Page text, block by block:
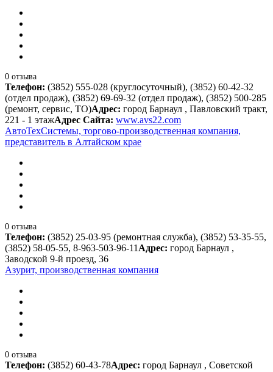
0 отзыва
Телефон: (3852) 555-028 (круглосуточный), (3852) 60-42-32
(отдел продаж), (3852) 69-69-32 (отдел продаж), (3852) 500-285
(ремонт, сервис, ТО)Адрес: город Барнаул , Павловский тракт,
221 - 1 этажАдрес Сайта: www.avs22.com
АвтоТехСистемы, торгово-производственная компания,
представитель в Алтайском крае
0 отзыва
Телефон: (3852) 25-03-95 (ремонтная служба), (3852) 53-35-55,
(3852) 58-05-55, 8-963-503-96-11 Адрес: город Барнаул ,
Заводской 9-й проезд, 36
Азурит, производственная компания
0 отзыва
Телефон: (3852) 60-43-78Адрес: город Барнаул , Советской